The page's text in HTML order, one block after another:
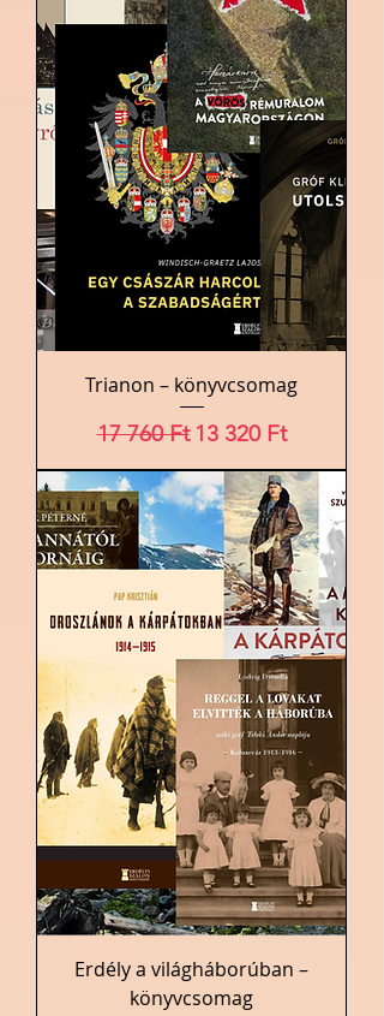
Trianon – könyvcsomag
Szokásos ár
17 760 Ft Akciós ár
13 320 Ft
Erdély a világháborúban –
könyvcsomag